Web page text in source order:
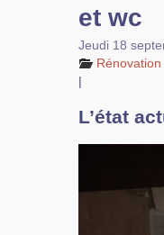
et wc
Jeudi 18
|
L’état